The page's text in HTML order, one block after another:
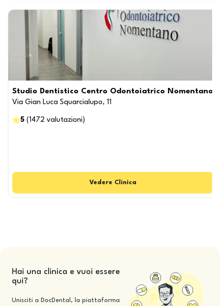
Studio Dentistico Centro Odontoiatrico Nomentano
Via Gian Luca Squarcialupo, 11
5 (1472 valutazioni )
Vedere Clinica
Hai una clinica e vuoi essere
qui?
Unisciti a DocDental, la piattaforma